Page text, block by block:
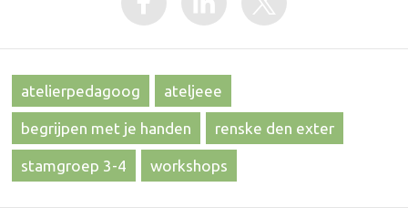
atelierpedagoog ateljeee
begrijpen met je handen renske den exter
stamgroep 3-4 workshops